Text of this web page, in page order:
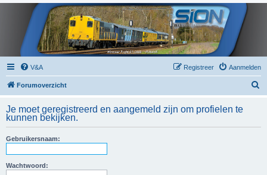
V&A Aanmelden
Registreer
Forumoverzicht
k
Je moet geregistreerd en aangemeld zijn om profielen te
kunnen bekijken.
Gebruikersnaam:
Wachtwoord: